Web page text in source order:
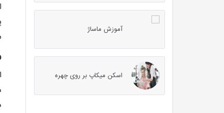
آموزش ماساژ
اسکن میکاپ بر روی چهره